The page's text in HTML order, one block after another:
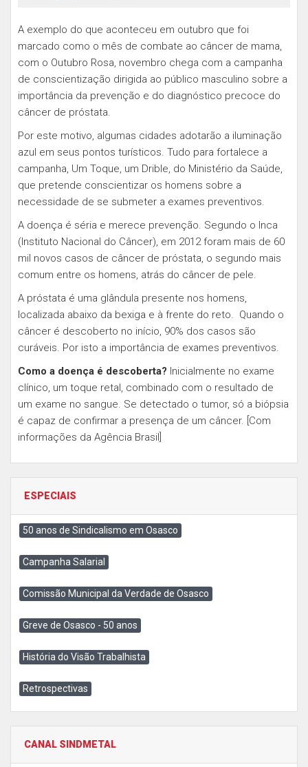
A exemplo do que aconteceu em outubro que foi
marcado como o mês de combate ao câncer de mama,
com o Outubro Rosa, novembro chega com a campanha
de conscientização dirigida ao público masculino sobre a
importância da prevenção e do diagnóstico precoce do
câncer de próstata.
Por este motivo, algumas cidades adotarão a iluminação
azul em seus pontos turísticos. Tudo para fortalece a
campanha, Um Toque, um Drible, do Ministério da Saúde,
que pretende conscientizar os homens sobre a
necessidade de se submeter a exames preventivos.
A doença é séria e merece prevenção. Segundo o Inca
(Instituto Nacional do Câncer), em 2012 foram mais de 60
mil novos casos de câncer de próstata, o segundo mais
comum entre os homens, atrás do câncer de pele.
A próstata é uma glândula presente nos homens,
localizada abaixo da bexiga e à frente do reto. Quando o
câncer é descoberto no início, 90% dos casos são
curáveis. Por isto a importância de exames preventivos.
Como a doença é descoberta? Inicialmente no exame
clínico, um toque retal, combinado com o resultado de
um exame no sangue. Se detectado o tumor, só a biópsia
é capaz de confirmar a presença de um câncer. [Com
informações da Agência Brasil]
ESPECIAIS
50 anos de Sindicalismo em Osasco
Campanha Salarial
Comissão Municipal da Verdade de Osasco
Greve de Osasco - 50 anos
História do Visão Trabalhista
Retrospectivas
CANAL SINDMETAL